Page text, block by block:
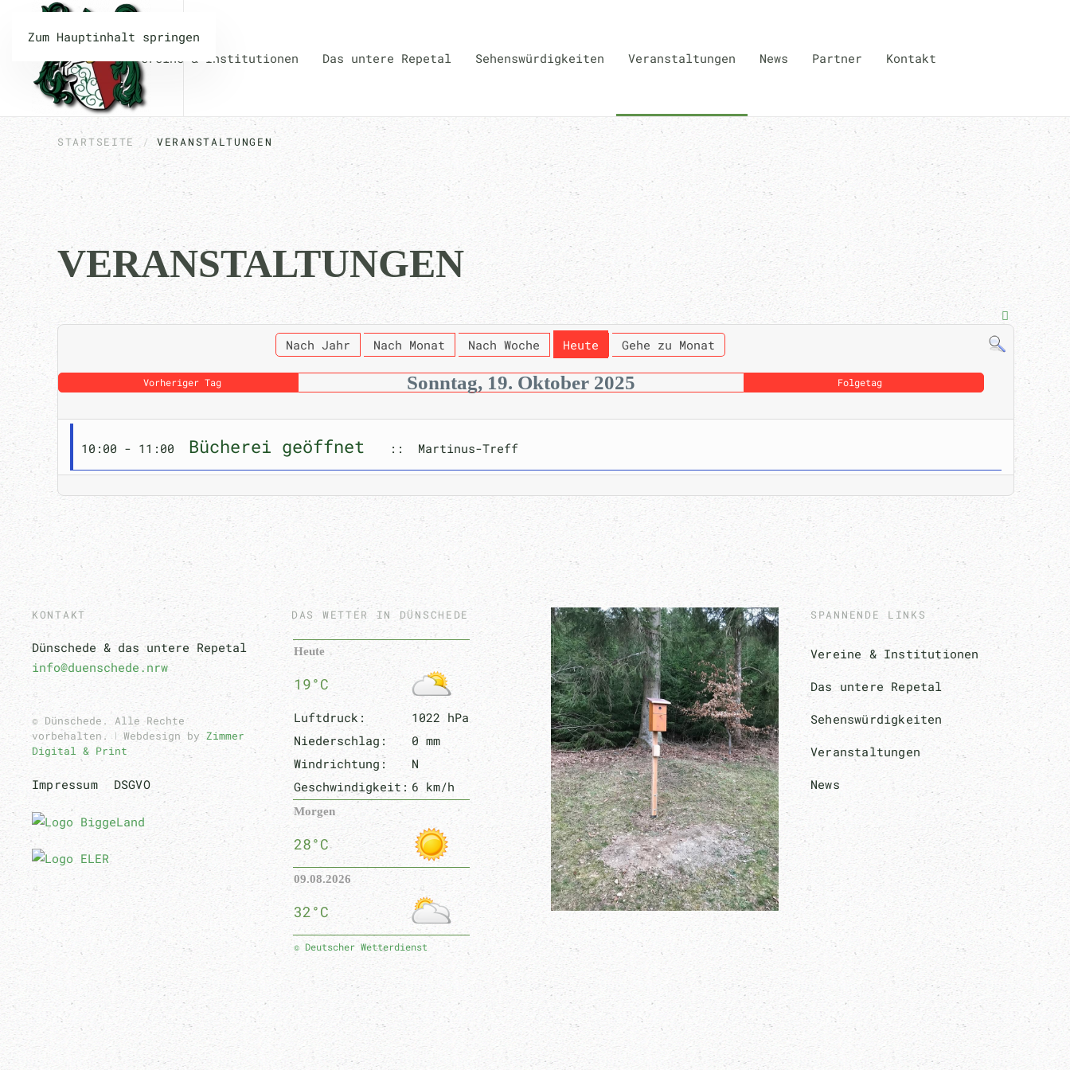
Zum Hauptinhalt springen
Vereine & Institutionen
Das untere Repetal Sehenswürdigkeiten Veranstaltungen News Partner Kontakt
STARTSEITE VERANSTALTUNGEN
VERANSTALTUNGEN
Nach Jahr Nach Monat Nach Woche Heute Gehe zu Monat
Vorheriger Tag Sonntag, 19. Oktober 2025 Folgetag
10:00 - 11:00 Bücherei geöffnet :: Martinus-Treff
KONTAKT
Dünschede & das untere Repetal
info@duenschede.nrw
© Dünschede. Alle Rechte
vorbehalten. ǀ Webdesign byZimmer
Digital & Print
Impressum DSGVO
DAS WETTER IN DÜNSCHEDE
Heute
19°C
Luftdruck:
1022 hPa
Niederschlag:
0 mm
Windrichtung:
N
Geschwindigkeit: 6 km/h
Morgen
28°C
09.08.2026
32°C
© Deutscher Wetterdienst
SPANNENDE LINKS
Vereine & Institutionen
Das untere Repetal
Sehenswürdigkeiten
Veranstaltungen
News